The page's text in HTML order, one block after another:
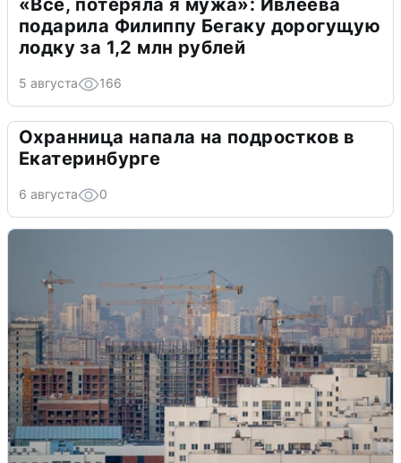
«Всё, потеряла я мужа»: Ивлеева
подарила Филиппу Бегаку дорогущую
лодку за 1,2 млн рублей
5 августа 166
Охранница напала на подростков в
Екатеринбурге
6 августа 0